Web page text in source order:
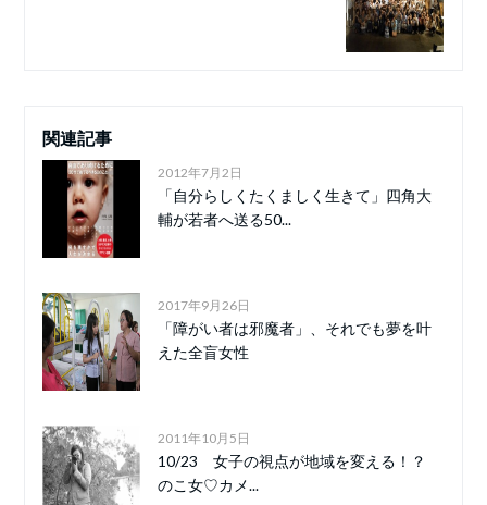
関連記事
2012年7月2日
「自分らしくたくましく生きて」四角大
輔が若者へ送る50...
2017年9月26日
「障がい者は邪魔者」、それでも夢を叶
えた全盲女性
2011年10月5日
10/23 女子の視点が地域を変える！？
のこ女♡カメ...